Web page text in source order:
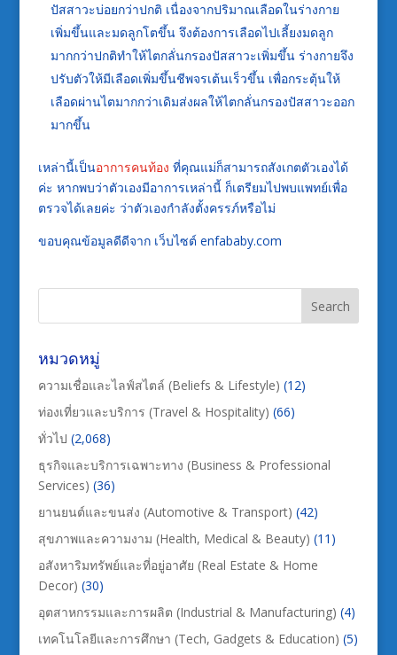
ปัสสาวะบ่อยกว่าปกติ เนื่องจากปริมาณเลือดในร่างกาย
เพิ่มขึ้นและมดลูกโตขึ้น จึงต้องการเลือดไปเลี้ยงมดลูก
มากกว่าปกติทำให้ไตกลั่นกรองปัสสาวะเพิ่มขึ้น ร่างกายจึง
ปรับตัวให้มีเลือดเพิ่มขึ้นชีพจรเต้นเร็วขึ้น เพื่อกระตุ้นให้
เลือดผ่านไตมากกว่าเดิมส่งผลให้ไตกลั่นกรองปัสสาวะออก
มากขึ้น
เหล่านี้เป็นอาการคนท้อง ที่คุณแม่ก็สามารถสังเกตตัวเองได้
ค่ะ หากพบว่าตัวเองมีอาการเหล่านี้ ก็เตรียมไปพบแพทย์เพื่อ
ตรวจได้เลยค่ะ ว่าตัวเองกำลังตั้งครรภ์หรือไม่
ขอบคุณข้อมูลดีดีจาก เว็บไซต์ enfababy.com
หมวดหมู่
ความเชื่อและไลฟ์สไตล์ (Beliefs & Lifestyle) (12)
ท่องเที่ยวและบริการ (Travel & Hospitality) (66)
ทั่วไป (2,068)
ธุรกิจและบริการเฉพาะทาง (Business & Professional
Services) (36)
ยานยนต์และขนส่ง (Automotive & Transport) (42)
สุขภาพและความงาม (Health, Medical & Beauty) (11)
อสังหาริมทรัพย์และที่อยู่อาศัย (Real Estate & Home
Decor) (30)
อุตสาหกรรมและการผลิต (Industrial & Manufacturing) (4)
เทคโนโลยีและการศึกษา (Tech, Gadgets & Education) (5)